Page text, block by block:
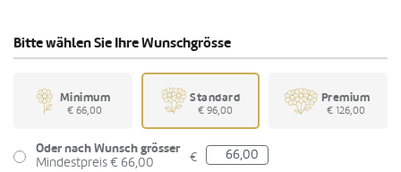
Bitte wählen Sie Ihre Wunschgrösse
Minimum
€ 66,00
Standard
€ 96,00
Premium
€ 126,00
Oder nach Wunsch grösser
Mindestpreis € 66,00
€